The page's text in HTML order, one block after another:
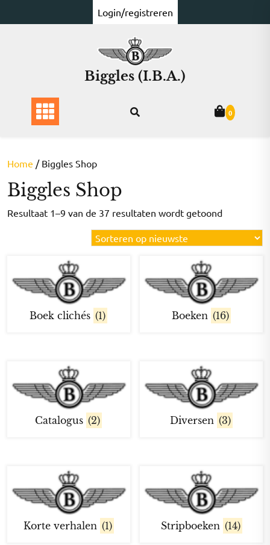
naar
Login/registreren
Biggles (I.B.A.)
0
Home / Biggles Shop
Biggles Shop
Resultaat 1–9 van de 37 resultaten wordt getoondGesorteerd
op
nieuwste
Boek clichés (1) Boeken (16)
Catalogus (2) Diversen (3)
Korte verhalen (1) Stripboeken (14)